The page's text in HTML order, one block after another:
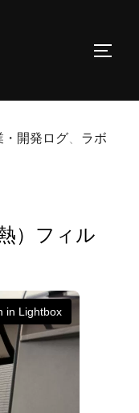
・開発ログ
ラボ
）フィル
in Lightbox